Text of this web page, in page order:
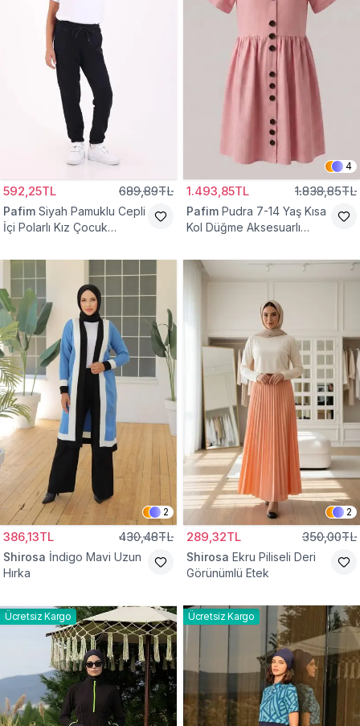
592,25TL 689,89TL
Pafim Siyah Pamuklu Cepli
İçi Polarlı Kız Çocuk
4
1.493,85TL 1.838,85TL
Pafim Pudra 7-14 Yaş Kısa
Kol Düğme Aksesuarlı
2
386,13TL 430,48TL
Shirosa İndigo Mavi Uzun
Hırka
2
289,32TL 350,00TL
Shirosa Ekru Piliseli Deri
Görünümlü Etek
Ücretsiz Kargo Ücretsiz Kargo